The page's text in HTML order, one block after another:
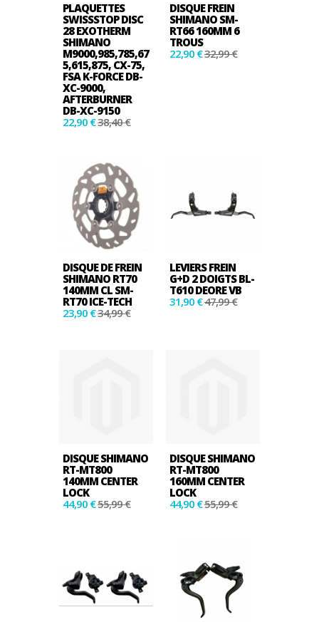
PLAQUETTES
SWISSSTOP DISC
28 EXOTHERM
SHIMANO
M9000,985,785,67
5,615,875, CX-75,
FSA K-FORCE DB-
XC-9000,
AFTERBURNER
DB-XC-9150
22,90 €38,40 €
DISQUE FREIN
SHIMANO SM-
RT66 160MM 6
TROUS
22,90 €32,99 €
DISQUE DE FREIN
SHIMANO RT70
140MM CL SM-
RT70 ICE-TECH
23,90 €34,99 €
LEVIERS FREIN
G+D 2 DOIGTS BL-
T610 DEORE VB
31,90 €47,99 €
DISQUE SHIMANO
RT-MT800
140MM CENTER
LOCK
44,90 €55,99 €
DISQUE SHIMANO
RT-MT800
160MM CENTER
LOCK
44,90 €55,99 €